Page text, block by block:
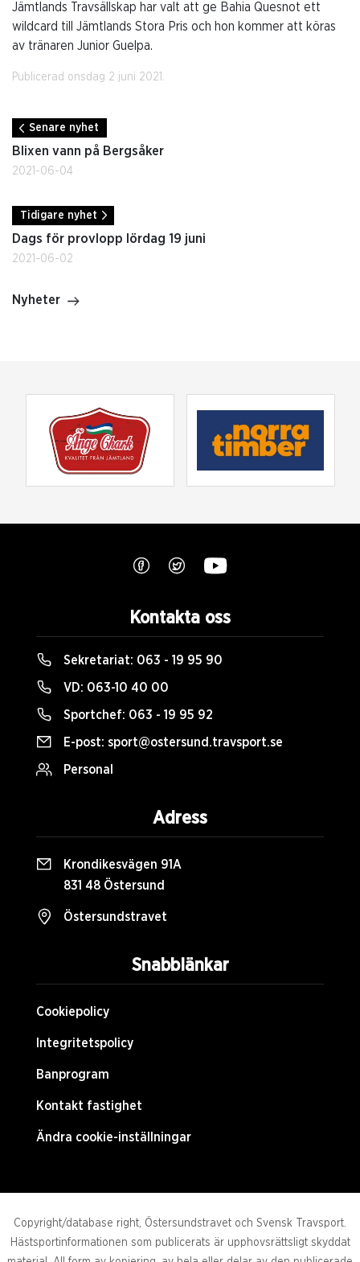
Jämtlands Travsällskap har valt att ge Bahia Quesnot ett
wildcard till Jämtlands Stora Pris och hon kommer att köras
av tränaren Junior Guelpa.
Publicerad onsdag 2 juni 2021.
Senare nyhet
Blixen vann på Bergsåker
2021-06-04
Tidigare nyhet
Dags för provlopp lördag 19 juni
2021-06-02
Nyheter
Snabblänkar
Cookiepolicy
Integritetspolicy
Banprogram
Kontakt fastighet
Ändra cookie-inställningar
Kontakta oss
Sekretariat: 063 - 19 95 90
VD: 063-10 40 00
Sportchef: 063 - 19 95 92
E-post: sport@ostersund.travsport.se
Personal
Adress
Krondikesvägen 91A
831 48 Östersund
Östersundstravet
Copyright/database right, Östersundstravet och Svensk Travsport.
Hästsportinformationen som publicerats är upphovsrättsligt skyddat